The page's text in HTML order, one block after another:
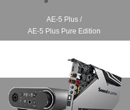
AE-5 Plus /
AE-5 Plus Pure Edition